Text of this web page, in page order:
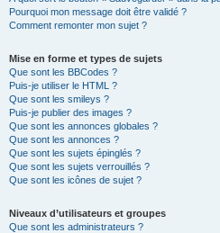
Pourquoi mon message doit être validé ?
Comment remonter mon sujet ?
Mise en forme et types de sujets
Que sont les BBCodes ?
Puis-je utiliser le HTML ?
Que sont les smileys ?
Puis-je publier des images ?
Que sont les annonces globales ?
Que sont les annonces ?
Que sont les sujets épinglés ?
Que sont les sujets verrouillés ?
Que sont les icônes de sujet ?
Niveaux d’utilisateurs et groupes
Que sont les administrateurs ?